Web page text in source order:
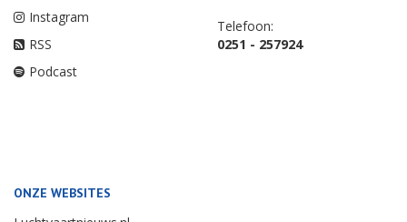
Instagram
RSS
Podcast
Telefoon:
0251 - 257924
ONZE WEBSITES